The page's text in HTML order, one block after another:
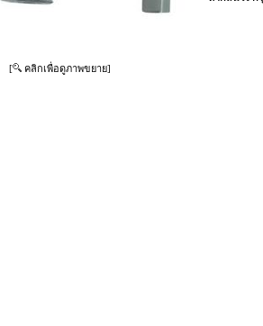
[ คลิกเพื่อดูภาพขยาย]